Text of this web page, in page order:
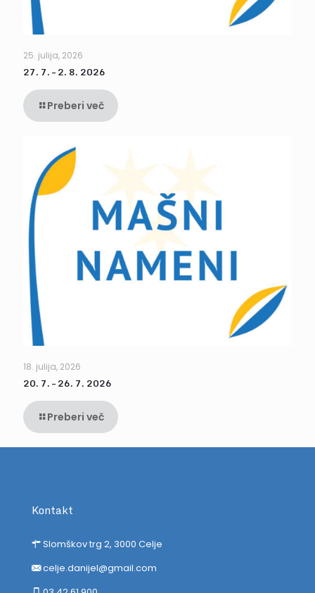
25. julija, 2026
27. 7. – 2. 8. 2026
Preberi več
18. julija, 2026
20. 7. – 26. 7. 2026
Preberi več
Kontakt
Slomškov trg 2, 3000 Celje
celje.danijel@gmail.com